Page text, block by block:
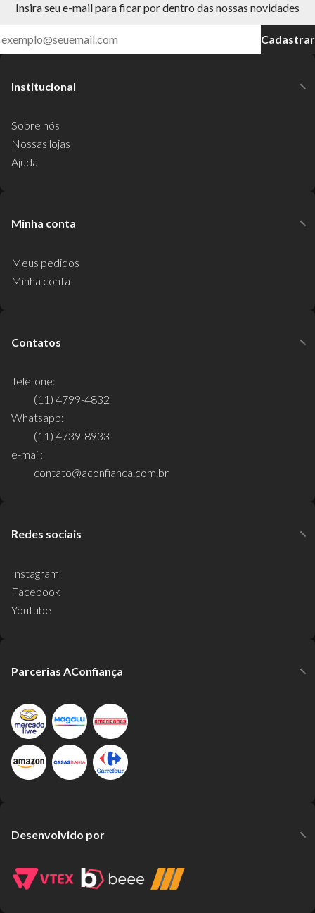
Insira seu e-mail para ficar por dentro das nossas novidades
Cadastrar
Institucional
Sobre nós
Nossas lojas
Ajuda
Minha conta
Meus pedidos
Minha conta
Contatos
Telefone:
(11) 4799-4832
Whatsapp:
(11) 4739-8933
e-mail:
contato@aconfianca.com.br
Redes sociais
Instagram
Facebook
Youtube
Parcerias AConfiança
Desenvolvido por